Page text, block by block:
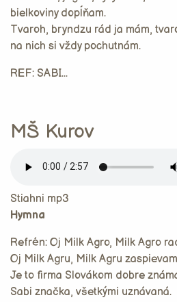
bielkoviny dopĺňam.
Tvaroh, bryndzu rád ja mám,
na nich si vždy pochutnám.
REF: SABI...
MŠ Kurov
Stiahni mp3
Hymna
Refrén: Oj Milk Agro, Milk Agro
Oj Milk Agru, Milk Agru
Je to firma Slovákom dobre
Sabi značka, všetkými uznávaná.